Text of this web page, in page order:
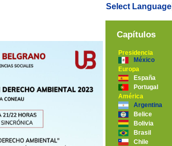
Select Language
Capítulos
Presidencia
México
Europa
España
Portugal
América
Argentina
Belice
Bolivia
Brasil
Chile